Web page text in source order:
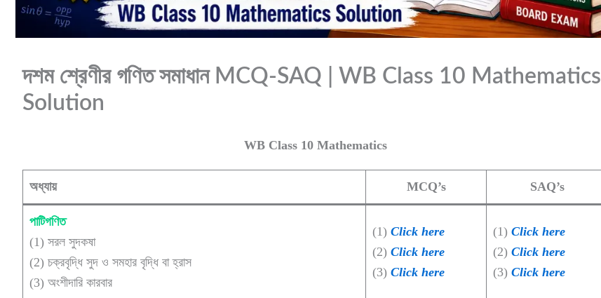
দশম শ্রেণীর গণিত সমাধান MCQ-SAQ | WB Class 10 Mathematics
Solution
WB Class 10 Mathematics
অধ্যায় MCQ’s SAQ’s
পাটিগণিত
(1) সরল সুদকষা
(2) চক্রবৃদ্ধি সুদ ও সমহার বৃদ্ধি বা হ্রাস
(3) অংশীদারি কারবার
(1) Click here
(2) Click here
(3) Click here
(1) Click here
(2) Click here
(3) Click here